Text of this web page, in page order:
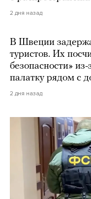
2 дня назад
В Швеции
туристов. Их
безопасности»
палатку рядом с
2 дня назад